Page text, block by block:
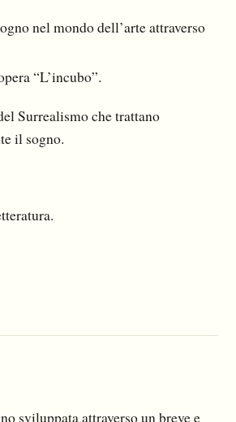
nel mondo dell’arte attraverso
“L’incubo”.
Surrealismo che trattano
il sogno.
sviluppata attraverso un breve e